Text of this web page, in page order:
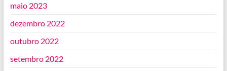
maio 2023
dezembro 2022
outubro 2022
setembro 2022